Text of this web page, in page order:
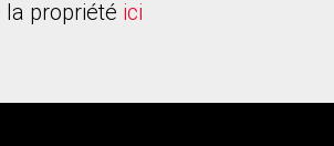
propriété ici